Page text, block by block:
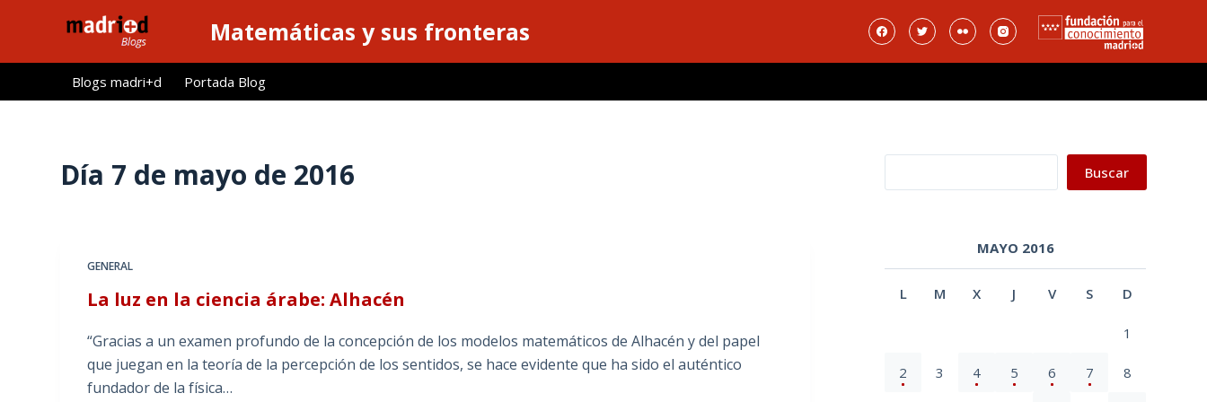
l
Matemáticas y sus fronteras
Blogs madri+d Portada Blog
Día 7 de mayo de 2016
GENERAL
La luz en la ciencia árabe: Alhacén
“Gracias a un examen profundo de la concepción de los modelos matemáticos de Alhacén y del papel
que juegan en la teoría de la percepción de los sentidos, se hace evidente que ha sido el auténtico
fundador de la física…
Buscar
MAYO 2016
L M X J V S D
1
2 3 4 5 6 7 8